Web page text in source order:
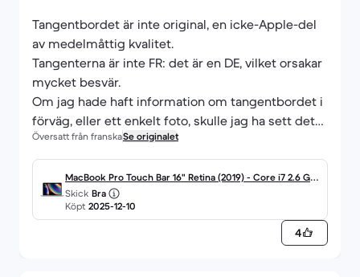
Tangentbordet är inte original, en icke-Apple-del
av medelmåttig kvalitet.
Tangenterna är inte FR: det är en DE, vilket orsakar
mycket besvär.
Om jag hade haft information om tangentbordet i
förväg, eller ett enkelt foto, skulle jag ha sett det
och inte beställt det.
Bortsett från tangentbordet finns det inget att
säga om Mac-datorns kvalitet.
Översatt från franskaSe originalet
MacBook Pro Touch Bar 16" Retina (2019) - Core i7 2.6 GH
z 1000 SSD - 32 Go AZERTY - Français
Skick Bra
Köpt 2025-12-10
4